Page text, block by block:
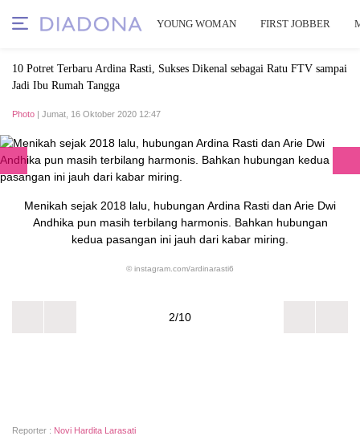
YOUNG WOMAN FIRST JOBBER
10 Potret Terbaru Ardina Rasti, Sukses Dikenal sebagai Ratu FTV sampai
Jadi Ibu Rumah Tangga
Photo | Jumat, 16 Oktober 2020 12:47
Menikah sejak 2018 lalu, hubungan Ardina Rasti dan Arie Dwi
Andhika pun masih terbilang harmonis. Bahkan hubungan
kedua pasangan ini jauh dari kabar miring.
© instagram.com/ardinarasti6
2/10
Reporter : Novi Hardita Larasati